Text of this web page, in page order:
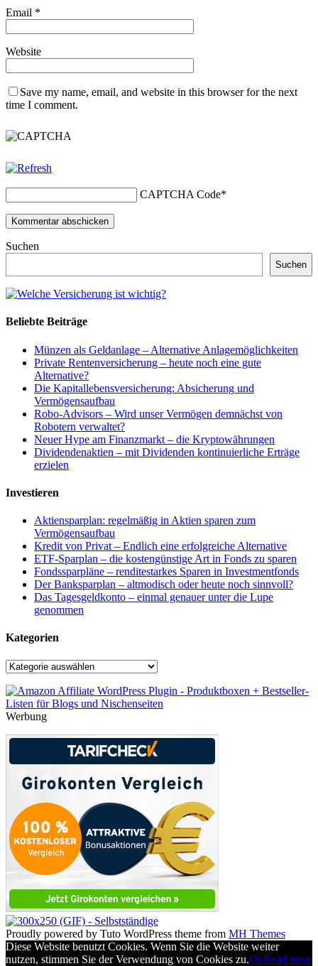
Email *
Website
Save my name, email, and website in this browser for the next
time I comment.
CAPTCHA Code*
Suchen
Suchen
Beliebte Beiträge
Münzen als Geldanlage – Alternative Anlagemöglichkeiten
Private Rentenversicherung – heute noch eine gute
Alternative?
Die Kapitallebensversicherung: Absicherung und
Vermögensaufbau
Robo-Advisors – Wird unser Vermögen demnächst von
Robotern verwaltet?
Neuer Hype am Finanzmarkt – die Kryptowährungen
Dividendenaktien – mit Dividenden kontinuierliche Erträge
erzielen
Investieren
Aktiensparplan: regelmäßig in Aktien sparen zum
Vermögensaufbau
Kredit von Privat – Endlich eine erfolgreiche Alternative
ETF-Sparplan – die kostengünstige Art in Fonds zu sparen
Fondssparpläne – renditestarkes Sparen in Investmentfonds
Der Banksparplan – altmodisch oder heute noch sinnvoll?
Das Tagesgeldkonto – einmal genauer unter die Lupe
genommen
Kategorien
Kategorien
Werbung
Proudly powered by Tuto WordPress theme from MH Themes
Diese Website benutzt Cookies. Wenn Sie die Website weiter
nutzen, stimmen Sie der Verwendung von Cookies zu.OkRead more